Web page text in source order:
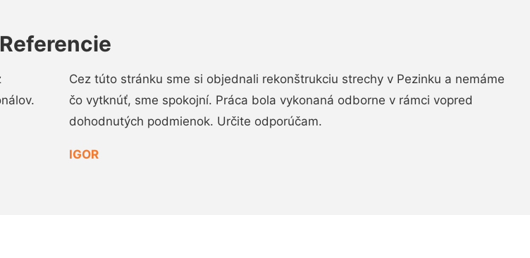
Referencie
Cez túto stránku sme si objednali rekonštrukciu strechy v Pezinku a nemáme
čo vytknúť, sme spokojní. Práca bola vykonaná odborne v rámci vopred
dohodnutých podmienok. Určite odporúčam.
IGOR